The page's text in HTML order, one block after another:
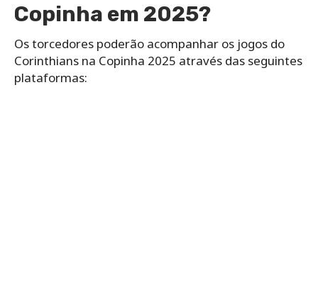
Copinha em 2025?
Os torcedores poderão acompanhar os jogos do
Corinthians na Copinha 2025 através das seguintes
plataformas: